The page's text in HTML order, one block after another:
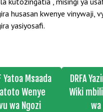
husasan kwenye vinywaji,
yasiyosafi.
Yatoa Msaada
Wenye
wa Ngozi
DRFA
Wiki
wa